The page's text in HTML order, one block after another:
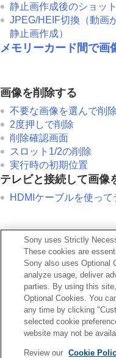
静止画作成後のショッ
JPEG/HEIF切換 （動画
静止画作成）
メモリーカード間で画
画像を削除する
不要な画像を選んで削
2度押しで削除
削除確認画面
スロット1/2の削除
実行時の初期位置
テレビと接続して画像
HDMIケーブルを使って
画面表示)設定（背面
お使いのカメラの本体ソフト
ヘルプガイドをご覧ください
https://helpguide.sony.net/
Sony uses Strictly
These cookies are
Sony also uses Optional
analyze usage, deliver
parties. By using this
Optional Cookies. You
any time by clicking
selected cookie
website may not be
Review our Cookie